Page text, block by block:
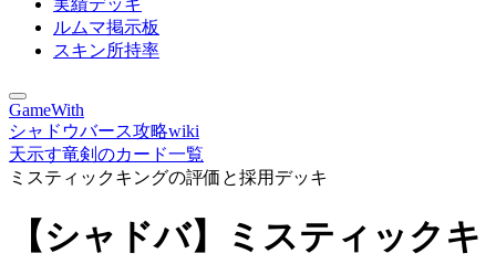
実績デッキ
ルムマ掲示板
スキン所持率
GameWith
シャドウバース攻略wiki
天示す竜剣のカード一覧
ミスティックキングの評価と採用デッキ
【シャドバ】ミスティックキ